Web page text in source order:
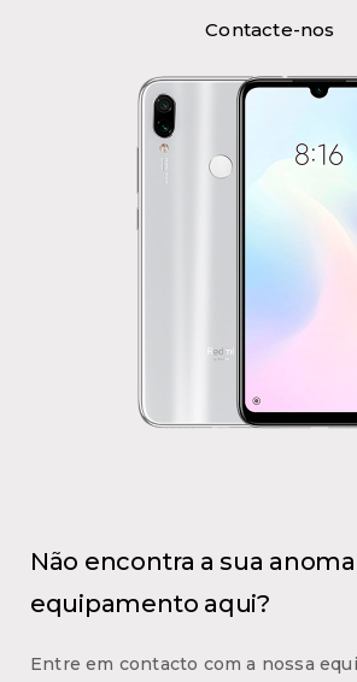
Contacte-nos
Não encontra a sua
equipamento aqui?
Entre em contacto com a nossa